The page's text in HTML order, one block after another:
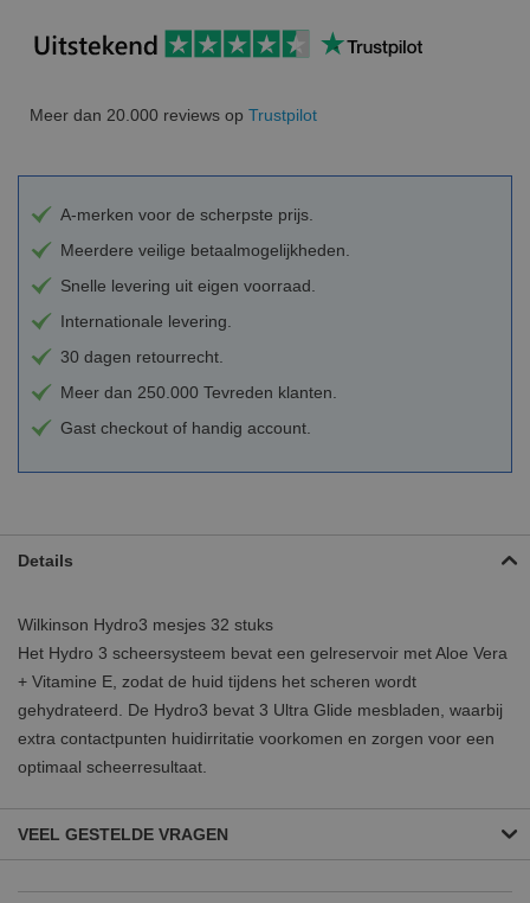
Meer dan 20.000 reviews op Trustpilot
A-merken voor de scherpste prijs.
Meerdere veilige betaalmogelijkheden.
Snelle levering uit eigen voorraad.
Internationale levering.
30 dagen retourrecht.
Meer dan 250.000 Tevreden klanten.
Gast checkout of handig account.
Details
Wilkinson Hydro3 mesjes 32 stuks
Het Hydro 3 scheersysteem bevat een gelreservoir met Aloe Vera
+ Vitamine E, zodat de huid tijdens het scheren wordt
gehydrateerd. De Hydro3 bevat 3 Ultra Glide mesbladen, waarbij
extra contactpunten huidirritatie voorkomen en zorgen voor een
optimaal scheerresultaat.
VEEL GESTELDE VRAGEN